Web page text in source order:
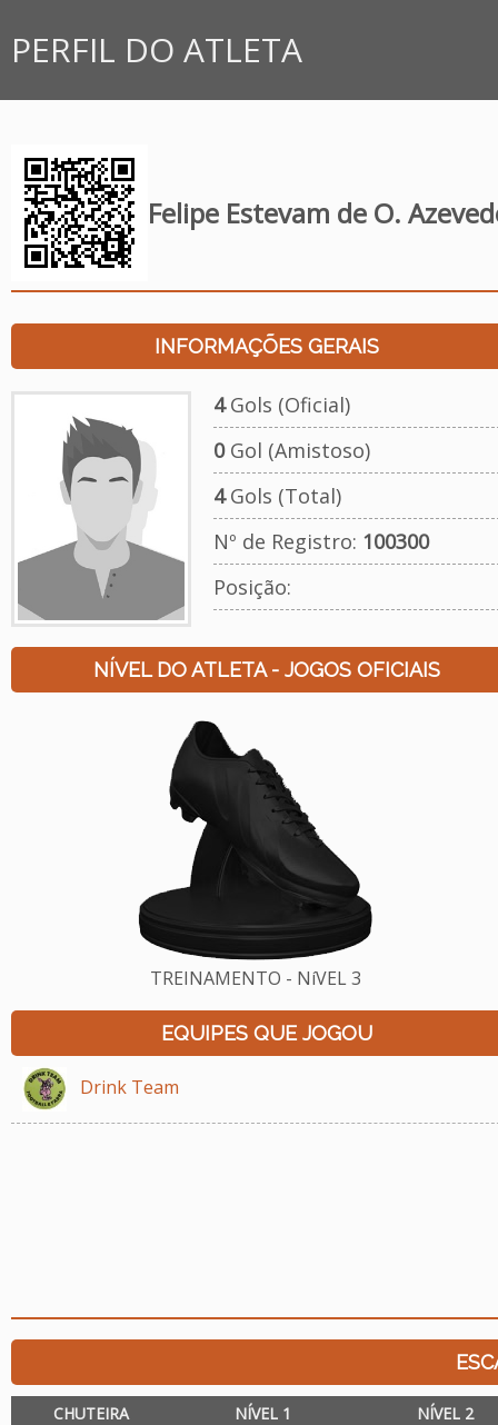
PERFIL DO ATLETA
Felipe Estevam de O.
INFORMAÇÕES GERAIS
4Gols (Oficial)
0Gol (Amistoso)
4Gols (Total)
Nº de Registro: 100300
Posição:
NÍVEL DO ATLETA - JOGOS OFICIAIS
TREINAMENTO - NíVEL 3
EQUIPES QUE JOGOU
Drink Team
CHUTEIRA NÍVEL 1 NÍVEL 2